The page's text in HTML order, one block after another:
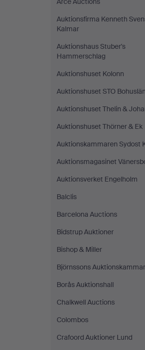
Auktionsfirma Kenneth
Kalmar
Auktionshaus Stuber's
Hammerschlag
Auktionshuset Kolonn
Auktionshuset STO Bohuslän
Auktionshuset Thelin &
Auktionshuset Thörner & Ek
Auktionskammaren Sydost
Auktionsmagasinet
Auktionsverket Engelholm
Balclis
Barcelona Auctions
Bidstrup Auktioner
Bishop & Miller
Björnssons
Borås Auktionshall
Chalkwell Auctions
Colombos
Crafoord Auktioner Lund